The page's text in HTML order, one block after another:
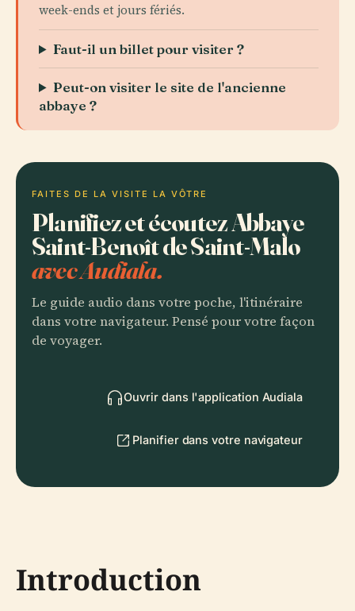
week-ends et jours fériés.
Faut-il un billet pour visiter ?
Peut-on visiter le site de l'ancienne
abbaye ?
FAITES DE LA VISITE LA VÔTRE
Planifiez et écoutez Abbaye
Saint-Benoît de Saint-Malo
avec Audiala.
Le guide audio dans votre poche, l'itinéraire
dans votre navigateur. Pensé pour votre façon
de voyager.
Ouvrir dans l'application Audiala
Planifier dans votre navigateur
Introduction